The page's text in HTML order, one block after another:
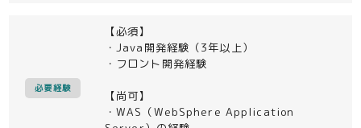
必要経験
【必須】
・Java開発経験（3年以上）
・フロント開発経験
【尚可】
・WAS（WebSphere Application